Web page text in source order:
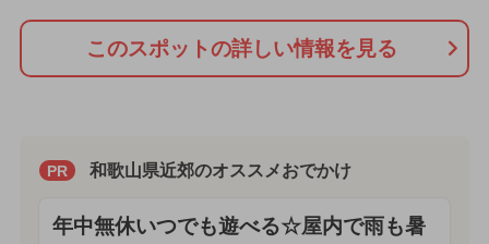
このスポットの詳しい情報を見る
PR 和歌山県近郊のオススメおでかけ
年中無休いつでも遊べる☆屋内で雨も暑